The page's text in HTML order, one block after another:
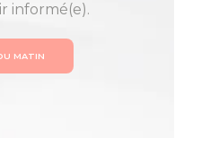
informé(e).
MATIN